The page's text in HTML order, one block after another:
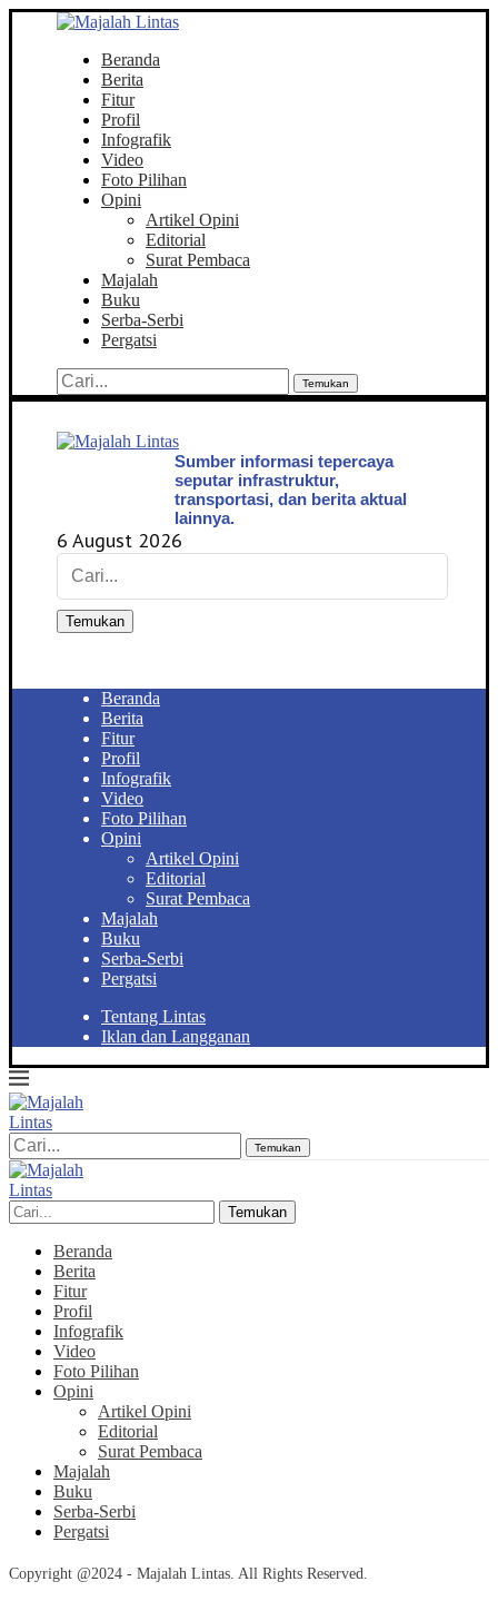
Beranda
Berita
Fitur
Profil
Infografik
Video
Foto Pilihan
Opini
Artikel Opini
Editorial
Surat Pembaca
Majalah
Buku
Serba-Serbi
Pergatsi
Temukan
Sumber informasi tepercaya
seputar infrastruktur,
transportasi, dan berita aktual
lainnya.
6 August 2026
Temukan
Beranda
Berita
Fitur
Profil
Infografik
Video
Foto Pilihan
Opini
Artikel Opini
Editorial
Surat Pembaca
Majalah
Buku
Serba-Serbi
Pergatsi
Tentang Lintas
Iklan dan Langganan
Temukan
Temukan
Beranda
Berita
Fitur
Profil
Infografik
Video
Foto Pilihan
Opini
Artikel Opini
Editorial
Surat Pembaca
Majalah
Buku
Serba-Serbi
Pergatsi
Copyright @2024 - Majalah Lintas. All Rights Reserved.